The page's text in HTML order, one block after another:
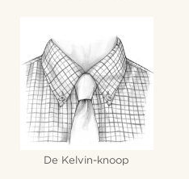
De Kelvin-knoop